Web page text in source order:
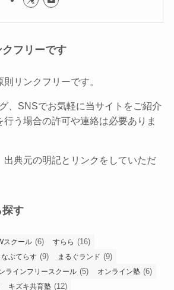
フリーです
則リンクフリーです。
、SNSでお気軽に当サイトをご紹介
行う場合の許可や連絡は必要ありま
典元の明記とリンクをしていただ
探す
スクール (6) すらら (16)
なぶてらす (9) まるぐランド (9)
ラインフリースクール (5) オンライン塾 (6)
キズキ共育塾 (12)